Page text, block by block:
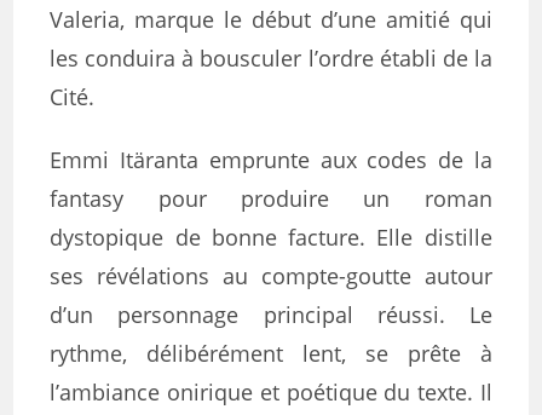
Valeria, marque le début d’une amitié qui
les conduira à bousculer l’ordre établi de la
Cité.
Emmi Itäranta emprunte aux codes de la
fantasy pour produire un roman
dystopique de bonne facture. Elle distille
ses révélations au compte-goutte autour
d’un personnage principal réussi. Le
rythme, délibérément lent, se prête à
l’ambiance onirique et poétique du texte. Il